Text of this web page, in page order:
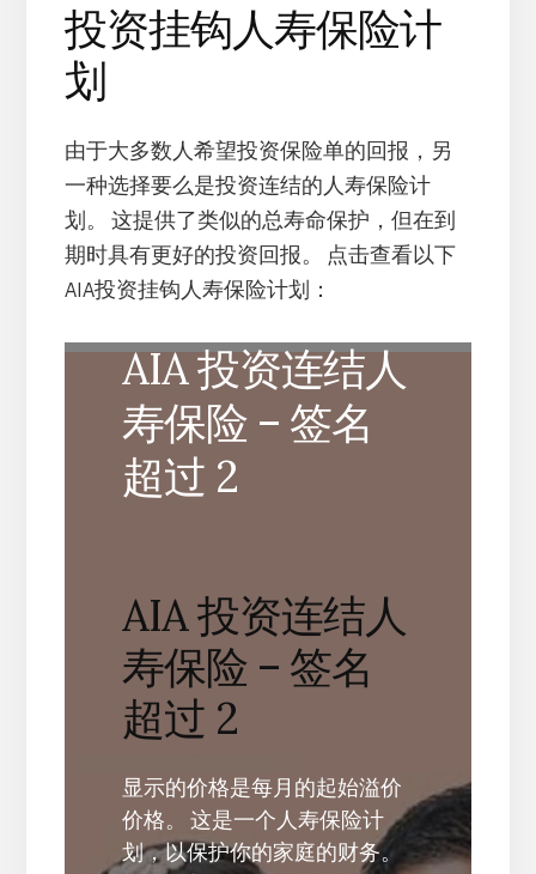
投资挂钩人寿保险计
划
由于大多数人希望投资保险单的回报，另
一种选择要么是投资连结的人寿保险计
划。 这提供了类似的总寿命保护，但在到
期时具有更好的投资回报。 点击查看以下
AIA投资挂钩人寿保险计划：
AIA 投资连结人
寿保险 – 签名
超过 2
AIA 投资连结人
寿保险 – 签名
超过 2
显示的价格是每月的起始溢价
价格。 这是一个人寿保险计
划，以保护你的家庭的财务。